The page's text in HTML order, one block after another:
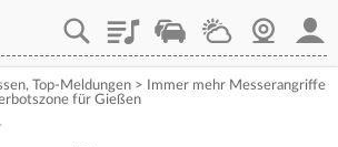
PlaylistStaupilotWetterWebcam
, Top-Meldungen >
Immer mehr Messerangriffe
für Gießen